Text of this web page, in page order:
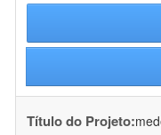
Título do Projeto: